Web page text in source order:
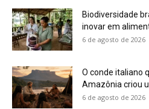
Biodiversidade
inovar em
6 de agosto de 2026
O conde italiano
Amazônia criou
6 de agosto de 2026